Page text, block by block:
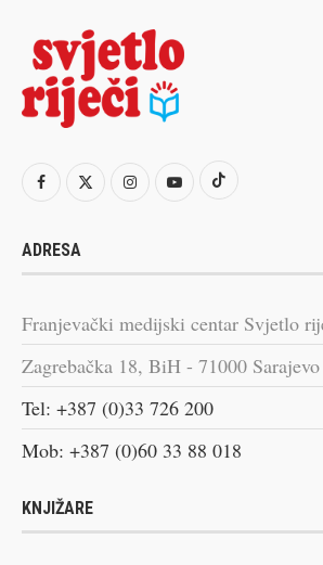
ADRESA
Franjevački medijski centar Svjetlo
Zagrebačka 18, BiH - 71000 Sarajevo
Tel: +387 (0)33 726 200
Mob: +387 (0)60 33 88 018
KNJIŽARE